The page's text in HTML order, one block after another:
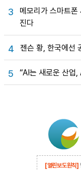
3
메모리가 스마트
진다
4 젠슨 황, 한국에선
5 “AI는 새로운 산업
[열린보도원칙]